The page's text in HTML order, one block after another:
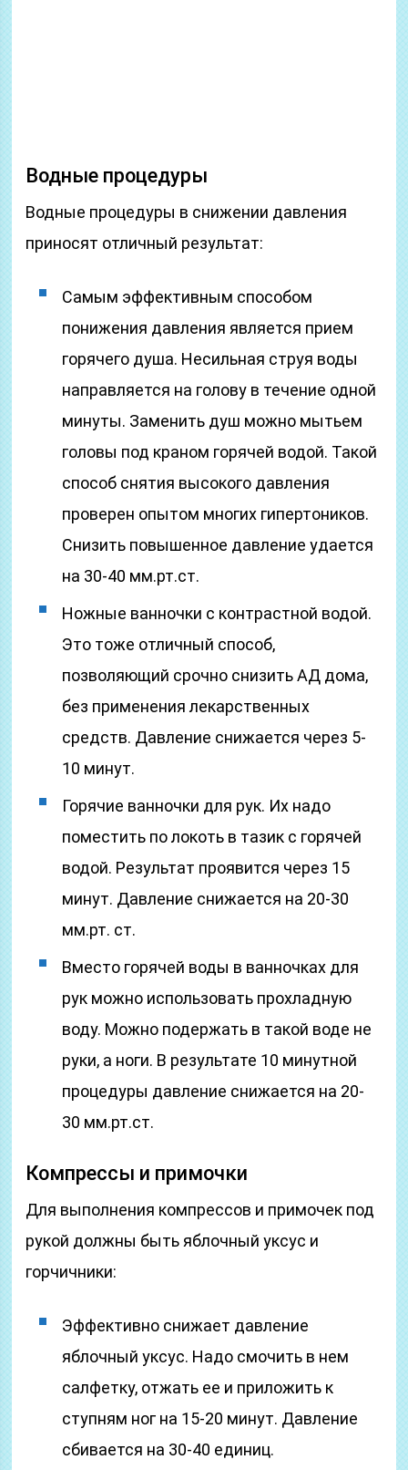
Водные процедуры
Водные процедуры в снижении давления
приносят отличный результат:
Самым эффективным способом
понижения давления является прием
горячего душа. Несильная струя воды
направляется на голову в течение одной
минуты. Заменить душ можно мытьем
головы под краном горячей водой. Такой
способ снятия высокого давления
проверен опытом многих гипертоников.
Снизить повышенное давление удается
на 30-40 мм.рт.ст.
Ножные ванночки с контрастной водой.
Это тоже отличный способ,
позволяющий срочно снизить АД дома,
без применения лекарственных
средств. Давление снижается через 5-
10 минут.
Горячие ванночки для рук. Их надо
поместить по локоть в тазик с горячей
водой. Результат проявится через 15
минут. Давление снижается на 20-30
мм.рт. ст.
Вместо горячей воды в ванночках для
рук можно использовать прохладную
воду. Можно подержать в такой воде не
руки, а ноги. В результате 10 минутной
процедуры давление снижается на 20-
30 мм.рт.ст.
Компрессы и примочки
Для выполнения компрессов и примочек под
рукой должны быть яблочный уксус и
горчичники:
Эффективно снижает давление
яблочный уксус. Надо смочить в нем
салфетку, отжать ее и приложить к
ступням ног на 15-20 минут. Давление
сбивается на 30-40 единиц.